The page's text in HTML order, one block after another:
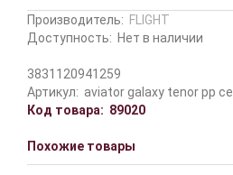
Производитель: FLIGHT
Доступность: Нет в наличии
3831120941259
Артикул: aviator galaxy tenor pp ce
Код товара: 89020
Похожие товары